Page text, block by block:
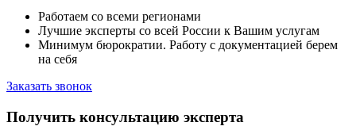
Работаем со всеми регионами
Лучшие эксперты со всей России к Вашим услугам
Минимум бюрократии. Работу с документацией берем
на себя
Заказать звонок
Получить консультацию эксперта